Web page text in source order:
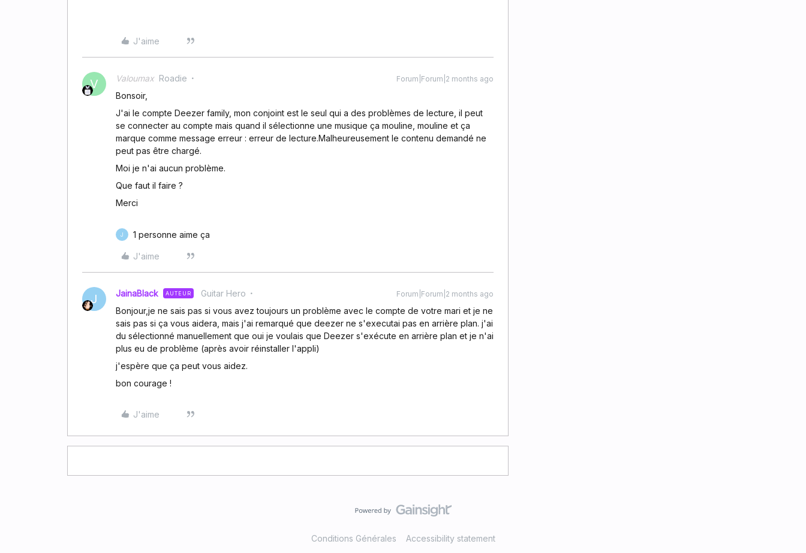
J'aime
V Valoumax Roadie Forum|Forum|2 months ago
Bonsoir,
J'ai le compte Deezer family, mon conjoint est le seul qui a des problèmes de lecture, il peut
se connecter au compte mais quand il sélectionne une musique ça mouline, mouline et ça
marque comme message erreur : erreur de lecture.Malheureusement le contenu demandé ne
peut pas être chargé.
Moi je n'ai aucun problème.
Que faut il faire ?
Merci
J 1 personne aime ça
J'aime
J JainaBlack AUTEUR Guitar Hero Forum|Forum|2 months ago
Bonjour,je ne sais pas si vous avez toujours un problème avec le compte de votre mari et je ne
sais pas si ça vous aidera, mais j'ai remarqué que deezer ne s'executai pas en arrière plan. j'ai
du sélectionné manuellement que oui je voulais que Deezer s'exécute en arrière plan et je n'ai
plus eu de problème (après avoir réinstaller l'appli)
j'espère que ça peut vous aidez.
bon courage !
J'aime
Conditions Générales Accessibility statement